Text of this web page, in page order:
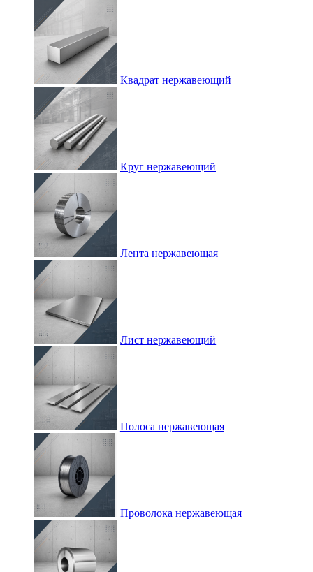
Квадрат нержавеющий
Круг нержавеющий
Лента нержавеющая
Лист нержавеющий
Полоса нержавеющая
Проволока нержавеющая